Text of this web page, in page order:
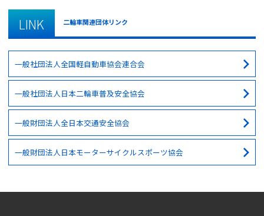
LINK 二輪車関連団体リンク
一般社団法人全国軽自動車協会連合会
一般社団法人日本二輪車普及安全協会
一般財団法人全日本交通安全協会
一般財団法人日本モーターサイクルスポーツ協会